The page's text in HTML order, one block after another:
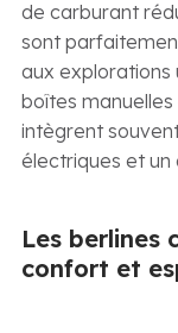
de carburant
sont
aux explorations
boîtes manuelles
intègrent
électriques et un
Les berlines
confort et